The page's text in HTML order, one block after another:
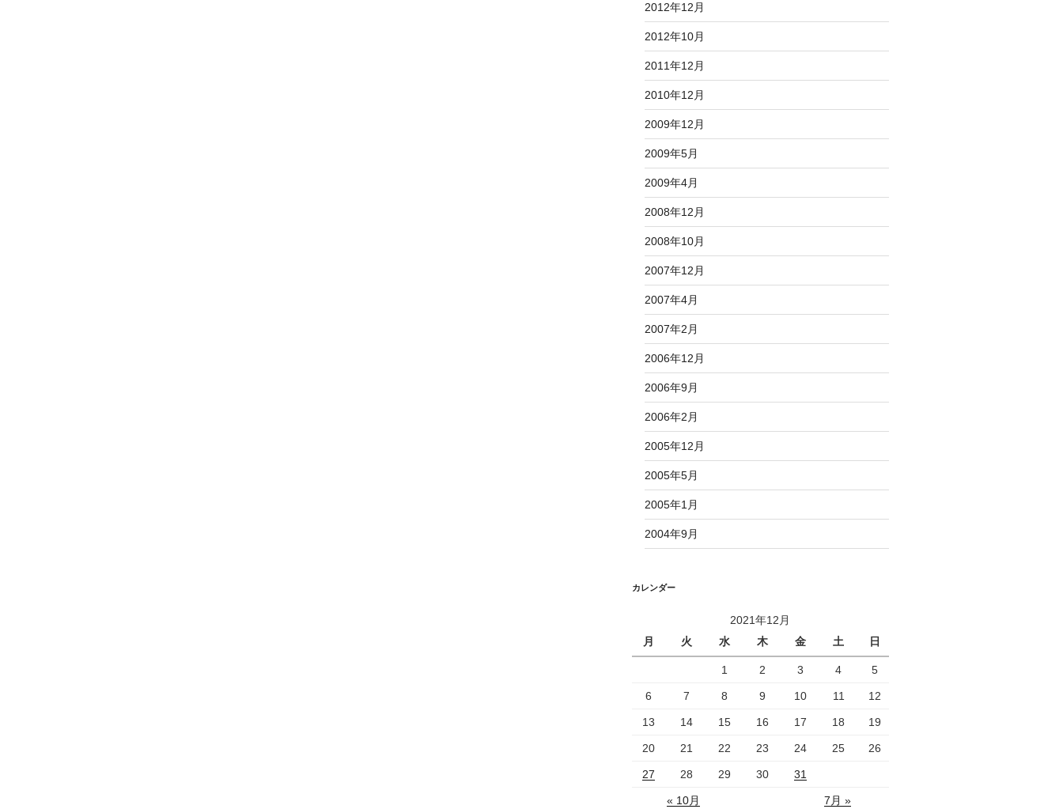
2012年12月
2012年10月
2011年12月
2010年12月
2009年12月
2009年5月
2009年4月
2008年12月
2008年10月
2007年12月
2007年4月
2007年2月
2006年12月
2006年9月
2006年2月
2005年12月
2005年5月
2005年1月
2004年9月
カレンダー
2021年12月
月
火 水 木 金 土 日
1 2 3 4 5
6 7 8 9 10 11 12
13 14 15 16 17 18 19
20 21 22 23 24 25 26
27 28 29 30 31
« 10月 7月 »